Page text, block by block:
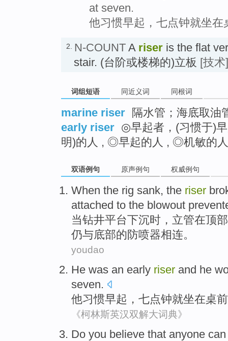
at seven.
他习惯早起，七点钟就坐在
2. N-COUNT A riser is the flat
stair. (台阶或楼梯的)立板 [技术]
词组短语 同近义词 同根词
marine riser
隔水管；海底取油
early riser ◎早起者，(习惯于)
明)的人 , ◎早起的人 , ◎机敏的
双语例句 原声例句 权威例句
When the rig sank, the riser
attached to the blowout
当钻井平台下沉时 ， 立管在顶部
仍与底部的 防喷器相连。
youdao
He was an early riser and he
seven.
他习惯早起 ，七点钟就坐在桌前
《柯林斯英汉双解大词典》
Do you believe that anyone can